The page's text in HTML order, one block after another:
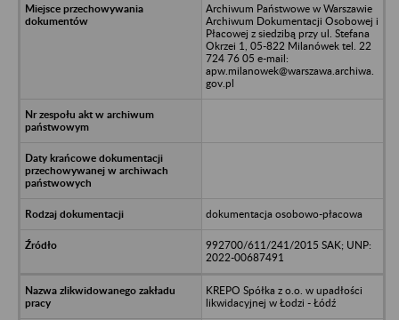
Archiwum Państwowe w Warszawie
Archiwum Dokumentacji Osobowej i
Płacowej z siedzibą przy ul. Stefana
Okrzei 1, 05-822 Milanówek tel. 22
724 76 05 e-mail:
apw.milanowek@warszawa.archiwa.
gov.pl
dokumentacja osobowo-płacowa
992700/611/241/2015 SAK; UNP:
2022-00687491
KREPO Spółka z o.o. w upadłości
likwidacyjnej w Łodzi - Łódź